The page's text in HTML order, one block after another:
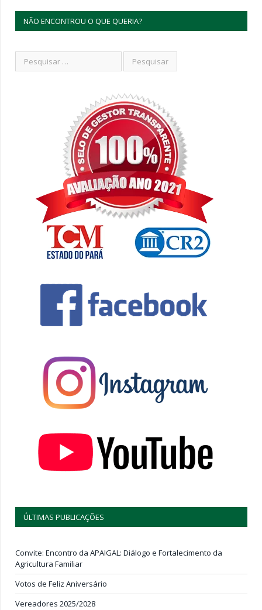
NÃO ENCONTROU O QUE QUERIA?
ÚLTIMAS PUBLICAÇÕES
Convite: Encontro da APAIGAL: Diálogo e Fortalecimento da
Agricultura Familiar
Votos de Feliz Aniversário
Vereadores 2025/2028